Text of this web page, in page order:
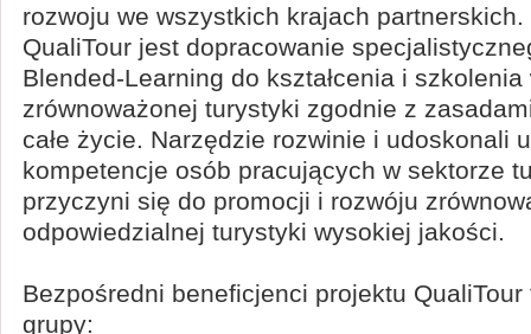
rozwoju we wszystkich krajach
QualiTour jest dopracowanie
Blended-Learning do kształcenia i
zrównoważonej turystyki zgodnie z
całe życie. Narzędzie rozwinie i udoskonali
kompetencje osób pracujących w sektorze
przyczyni się do promocji i rozwóju
odpowiedzialnej turystyki wysokiej jakości.
Bezpośredni beneficjenci projektu
grupy: